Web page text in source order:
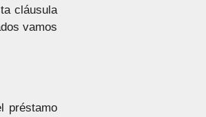
cláusula
vamos
préstamo